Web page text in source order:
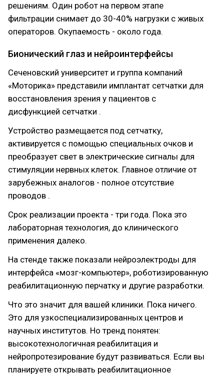
решениям. Один робот на первом этапе
фильтрации снимает до 30-40% нагрузки с живых
операторов. Окупаемость - около года.
Бионический глаз и нейроинтерфейсы
Сеченовский университет и группа компаний
«Моторика» представили имплантат сетчатки для
восстановления зрения у пациентов с
дисфункцией сетчатки .
Устройство размещается под сетчатку,
активируется с помощью специальных очков и
преобразует свет в электрические сигналы для
стимуляции нервных клеток. Главное отличие от
зарубежных аналогов - полное отсутствие
проводов .
Срок реализации проекта - три года. Пока это
лабораторная технология, до клинического
применения далеко.
На стенде также показали нейроэлектроды для
интерфейса «мозг-компьютер», роботизированную
реабилитационную перчатку и другие разработки.
Что это значит для вашей клиники. Пока ничего.
Это для узкоспециализированных центров и
научных институтов. Но тренд понятен:
высокотехнологичная реабилитация и
нейропротезирование будут развиваться. Если вы
планируете открывать реабилитационное